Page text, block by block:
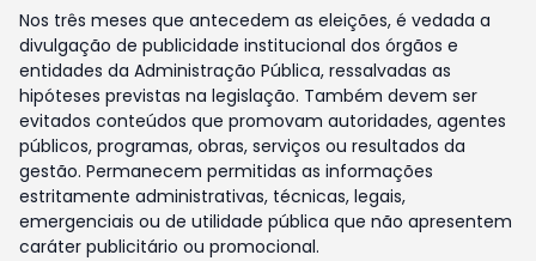
Nos três meses que antecedem as eleições, é vedada a
divulgação de publicidade institucional dos órgãos e
entidades da Administração Pública, ressalvadas as
hipóteses previstas na legislação. Também devem ser
evitados conteúdos que promovam autoridades, agentes
públicos, programas, obras, serviços ou resultados da
gestão. Permanecem permitidas as informações
estritamente administrativas, técnicas, legais,
emergenciais ou de utilidade pública que não apresentem
caráter publicitário ou promocional.